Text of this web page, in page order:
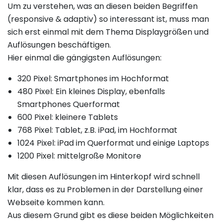
Um zu verstehen, was an diesen beiden Begriffen
(responsive & adaptiv) so interessant ist, muss man
sich erst einmal mit dem Thema Displaygrößen und
Auflösungen beschäftigen.
Hier einmal die gängigsten Auflösungen:
320 Pixel: Smartphones im Hochformat
480 Pixel: Ein kleines Display, ebenfalls
Smartphones Querformat
600 Pixel: kleinere Tablets
768 Pixel: Tablet, z.B. iPad, im Hochformat
1024 Pixel: iPad im Querformat und einige Laptops
1200 Pixel: mittelgroße Monitore
Mit diesen Auflösungen im Hinterkopf wird schnell
klar, dass es zu Problemen in der Darstellung einer
Webseite kommen kann.
Aus diesem Grund gibt es diese beiden Möglichkeiten